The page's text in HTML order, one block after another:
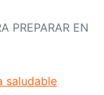
PREPARAR EN
saludable